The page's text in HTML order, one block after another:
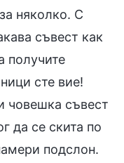
няколко. С
съвест как
получите
сте вие!
човешка съвест
да се скита по
подслон.